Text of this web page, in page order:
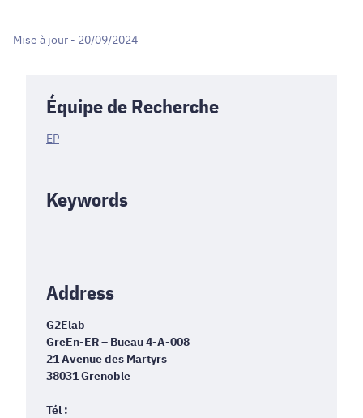
Mise à jour - 20/09/2024
Équipe de Recherche
EP
Keywords
Address
G2Elab
GreEn-ER – Bueau 4-A-008
21 Avenue des Martyrs
38031 Grenoble
Tél :